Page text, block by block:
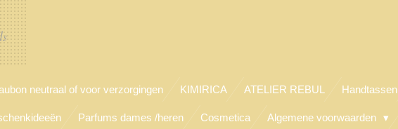
neutraal of voor verzorgingen KIMIRICA ATELIER REBUL Handtassen
Parfums dames /heren Cosmetica Algemene voorwaarden